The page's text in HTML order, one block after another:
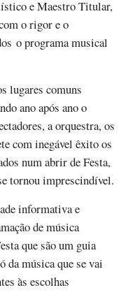
e Maestro Titular,
o rigor e o
o programa musical
lugares comuns
ano após ano o
a orquestra, os
com inegável êxito os
num abrir de Festa,
tornou imprescindível.
informativa e
de música
que são um guia
da música que se vai
às escolhas